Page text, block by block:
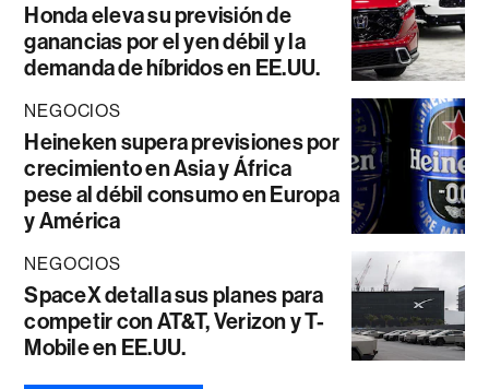
Honda eleva su previsión de
ganancias por el yen débil y la
demanda de híbridos en EE.UU.
NEGOCIOS
Heineken supera previsiones por
crecimiento en Asia y África
pese al débil consumo en Europa
y América
NEGOCIOS
SpaceX detalla sus planes para
competir con AT&T, Verizon y T-
Mobile en EE.UU.